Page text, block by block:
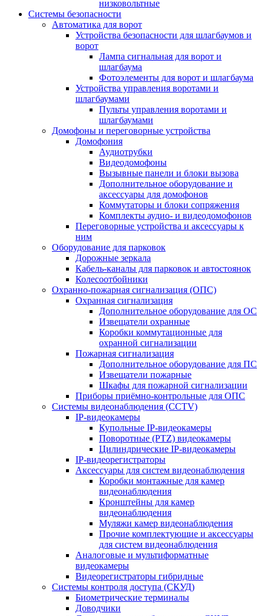
низковольтные
Системы безопасности
Автоматика для ворот
Устройства безопасности для шлагбаумов и
ворот
Лампа сигнальная для ворот и
шлагбаума
Фотоэлементы для ворот и шлагбаума
Устройства управления воротами и
шлагбаумами
Пульты управления воротами и
шлагбаумами
Домофоны и переговорные устройства
Домофония
Аудиотрубки
Видеодомофоны
Вызывные панели и блоки вызова
Дополнительное оборудование и
аксессуары для домофонов
Коммутаторы и блоки сопряжения
Комплекты аудио- и видеодомофонов
Переговорные устройства и аксессуары к
ним
Оборудование для парковок
Дорожные зеркала
Кабель-каналы для парковок и автостоянок
Колесоотбойники
Охранно-пожарная сигнализация (ОПС)
Охранная сигнализация
Дополнительное оборудование для ОС
Извещатели охранные
Коробки коммутационные для
охранной сигнализации
Пожарная сигнализация
Дополнительное оборудование для ПС
Извещатели пожарные
Шкафы для пожарной сигнализации
Приборы приёмно-контрольные для ОПС
Системы видеонаблюдения (CCTV)
IP-видеокамеры
Купольные IP-видеокамеры
Поворотные (PTZ) видеокамеры
Цилиндрические IP-видеокамеры
IP-видеорегистраторы
Аксессуары для систем видеонаблюдения
Коробки монтажные для камер
видеонаблюдения
Кронштейны для камер
видеонаблюдения
Муляжи камер видеонаблюдения
Прочие комплектующие и аксессуары
для систем видеонаблюдения
Аналоговые и мультиформатные
видеокамеры
Видеорегистраторы гибридные
Системы контроля доступа (СКУД)
Биометрические терминалы
Доводчики